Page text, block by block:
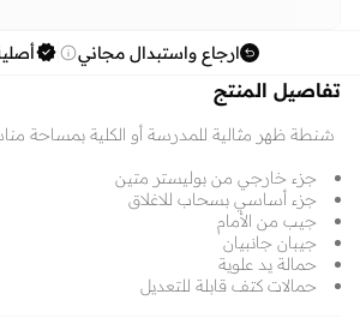
ارجاع واستبدال مجاني أصلية
تفاصيل المنتج
شنطة ظهر مثالية للمدرسة أو الكلية بمساحة
جزء خارجي من بوليستر متين
جزء أساسي بسحاب للاغلاق
جيب من الأمام
جيبان جانبيان
حمالة يد علوية
حمالات كتف قابلة للتعديل